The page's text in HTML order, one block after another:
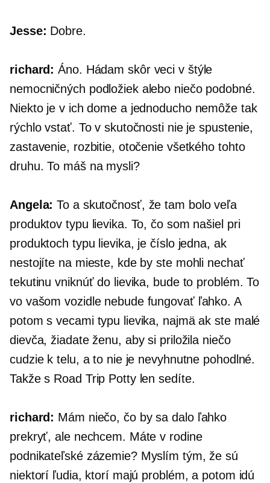
Jesse: Dobre.
richard: Áno. Hádam skôr veci v štýle
nemocničných podložiek alebo niečo podobné.
Niekto je v ich dome a jednoducho nemôže tak
rýchlo vstať. To v skutočnosti nie je spustenie,
zastavenie, rozbitie, otočenie všetkého tohto
druhu. To máš na mysli?
Angela: To a skutočnosť, že tam bolo veľa
produktov typu lievika. To, čo som našiel pri
produktoch typu lievika, je číslo jedna, ak
nestojíte na mieste, kde by ste mohli nechať
tekutinu vniknúť do lievika, bude to problém. To
vo vašom vozidle nebude fungovať ľahko. A
potom s vecami typu lievika, najmä ak ste malé
dievča, žiadate ženu, aby si priložila niečo
cudzie k telu, a to nie je nevyhnutne pohodlné.
Takže s Road Trip Potty len sedíte.
richard: Mám niečo, čo by sa dalo ľahko
prekryť, ale nechcem. Máte v rodine
podnikateľské zázemie? Myslím tým, že sú
niektorí ľudia, ktorí majú problém, a potom idú